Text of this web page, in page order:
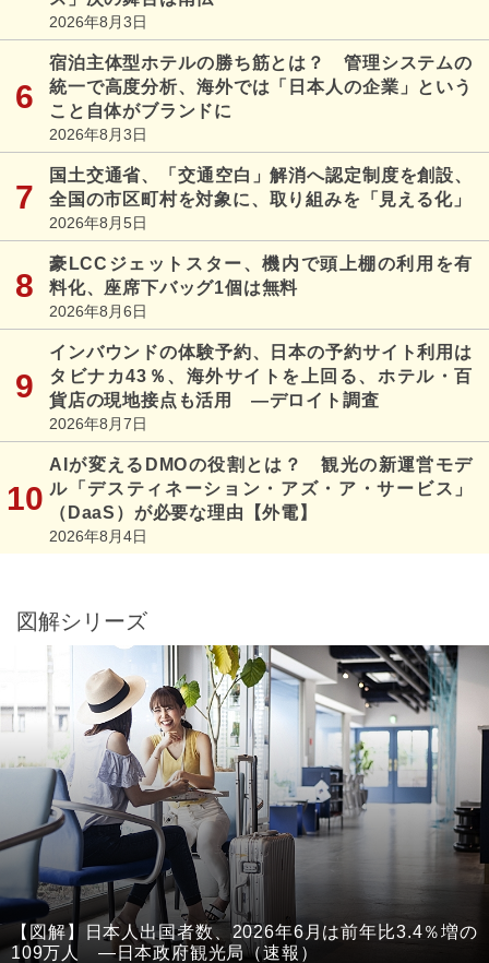
2026年8月3日
宿泊主体型ホテルの勝ち筋とは？ 管理システムの
統一で高度分析、海外では「日本人の企業」という
こと自体がブランドに
2026年8月3日
国土交通省、「交通空白」解消へ認定制度を創設、
全国の市区町村を対象に、取り組みを「見える化」
2026年8月5日
豪LCCジェットスター、機内で頭上棚の利用を有
料化、座席下バッグ1個は無料
2026年8月6日
インバウンドの体験予約、日本の予約サイト利用は
タビナカ43％、海外サイトを上回る、ホテル・百
貨店の現地接点も活用 ―デロイト調査
2026年8月7日
AIが変えるDMOの役割とは？ 観光の新運営モデ
ル「デスティネーション・アズ・ア・サービス」
（DaaS）が必要な理由【外電】
2026年8月4日
図解シリーズ
【図解】日本人出国者数、2026年6月は前年比3.4％増の
109万人 ―日本政府観光局（速報）